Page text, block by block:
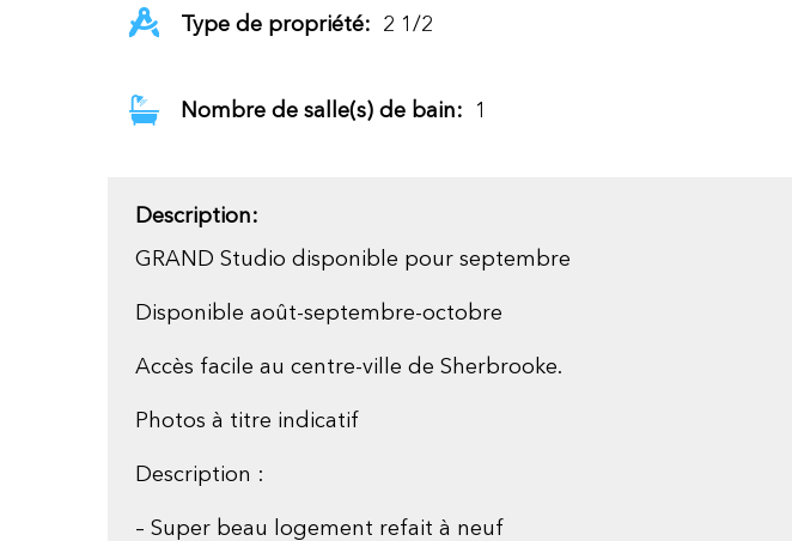
Type de propriété: 2 1/2
Nombre de salle(s) de bain: 1
Description:
GRAND Studio disponible pour septembre
Disponible août-septembre-octobre
Accès facile au centre-ville de Sherbrooke.
Photos à titre indicatif
Description :
– Super beau logement refait à neuf